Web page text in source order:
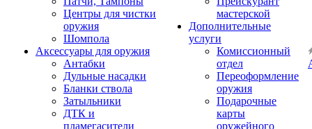
Центры для чистки
оружия
Шомпола
Аксессуары для оружия
Антабки
Дульные насадки
Бланки ствола
Затыльники
ДТК и
пламегасители
мастерской
Дополнительные
услуги
Комиссионный
отдел
Переоформление
оружия
Подарочные
карты
оружейного